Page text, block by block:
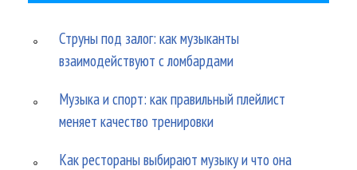
Струны под залог: как музыканты
взаимодействуют с ломбардами
Музыка и спорт: как правильный плейлист
меняет качество тренировки
Как рестораны выбирают музыку и что она